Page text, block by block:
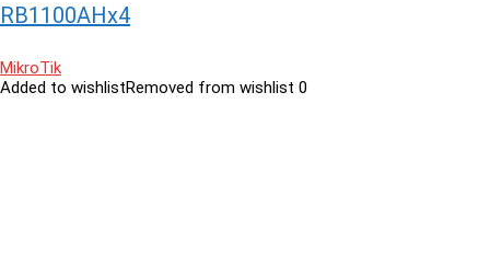
RB1100AHx4
MikroTik
Added to wishlistRemoved from wishlist 0